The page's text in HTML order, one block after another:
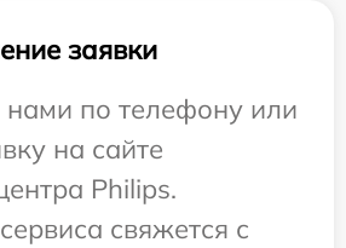
заявки
нами по телефону или
на сайте
Philips.
свяжется с